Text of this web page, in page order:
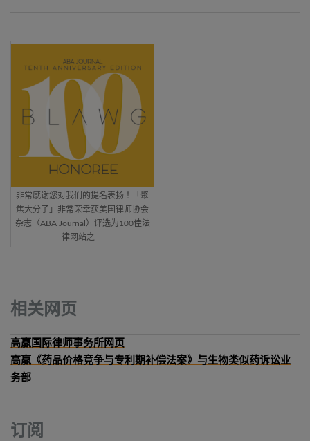
非常感谢您对我们的提名表扬！「聚
焦大分子」非常荣幸获美国律师协会
杂志（ABA Journal）评选为100佳法
律网站之一
相关网页
高赢国际律师事务所网页
高赢《药品价格竞争与专利期补偿法案》与生物类似药诉讼业
务部
订阅